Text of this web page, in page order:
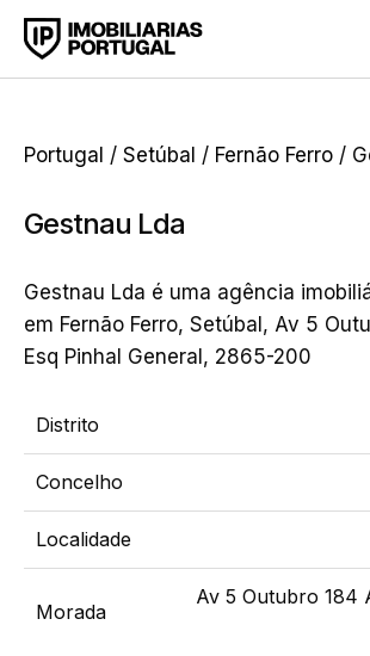
Portugal / Setúbal / Fernão Ferro /
Gestnau Lda
Gestnau Lda é uma agência
em Fernão Ferro, Setúbal, Av 5
Esq Pinhal General, 2865-200
Distrito
Concelho
Localidade
Morada
Av 5 Outubro 184